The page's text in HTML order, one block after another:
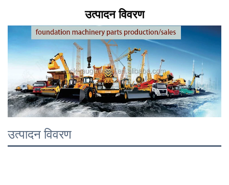
उत्पादन विवरण
उत्पादन विवरण